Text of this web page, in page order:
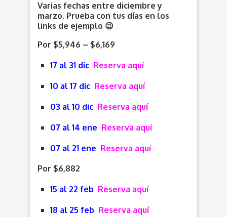
Varias fechas entre diciembre y
marzo. Prueba con tus días en los
links de ejemplo 😉
Por $5,946 – $6,169
17 al 31 dic Reserva aquí
10 al 17 dic Reserva aquí
03 al 10 dic Reserva aquí
07 al 14 ene Reserva aquí
07 al 21 ene Reserva aquí
Por $6,882
15 al 22 feb Reserva aquí
18 al 25 feb Reserva aquí